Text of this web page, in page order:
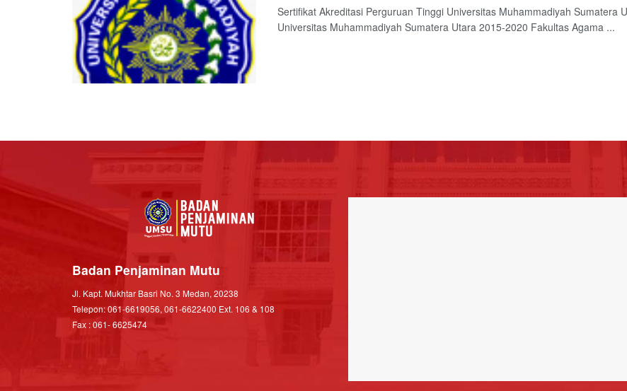
Sertifikat Akreditasi Perguruan Tinggi Universitas Muhammadiyah Sumatera
Universitas Muhammadiyah Sumatera Utara 2015-2020 Fakultas Agama ...
Badan Penjaminan Mutu
Jl. Kapt. Mukhtar Basri No. 3 Medan, 20238
Telepon: 061-6619056, 061-6622400 Ext. 106 & 108
Fax : 061- 6625474